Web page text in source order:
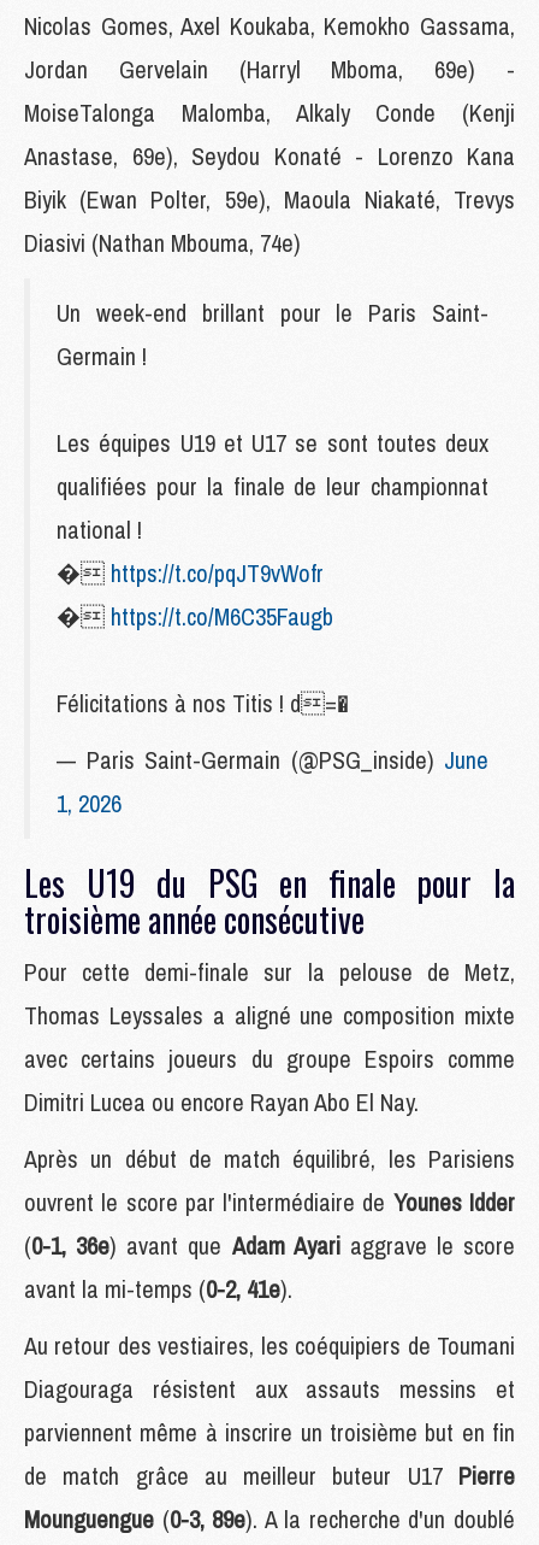
Nicolas Gomes, Axel Koukaba, Kemokho Gassama,
Jordan Gervelain (Harryl Mboma, 69e) -
MoiseTalonga Malomba, Alkaly Conde (Kenji
Anastase, 69e), Seydou Konaté - Lorenzo Kana
Biyik (Ewan Polter, 59e), Maoula Niakaté, Trevys
Diasivi (Nathan Mbouma, 74e)
Un week-end brillant pour le Paris Saint-
Germain !
Les équipes U19 et U17 se sont toutes deux
qualifiées pour la finale de leur championnat
national !
� https://t.co/pqJT9vWofr
� https://t.co/M6C35Faugb
Félicitations à nos Titis ! d=�
— Paris Saint-Germain (@PSG_inside) June
1, 2026
Les U19 du PSG en finale pour la
troisième année consécutive
Pour cette demi-finale sur la pelouse de Metz,
Thomas Leyssales a aligné une composition mixte
avec certains joueurs du groupe Espoirs comme
Dimitri Lucea ou encore Rayan Abo El Nay.
Après un début de match équilibré, les Parisiens
ouvrent le score par l'intermédiaire de Younes Idder
(0-1, 36e) avant que Adam Ayari aggrave le score
avant la mi-temps (0-2, 41e).
Au retour des vestiaires, les coéquipiers de Toumani
Diagouraga résistent aux assauts messins et
parviennent même à inscrire un troisième but en fin
de match grâce au meilleur buteur U17 Pierre
Mounguengue (0-3, 89e). A la recherche d'un doublé